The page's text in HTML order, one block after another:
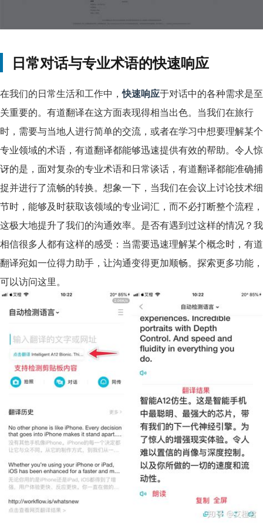
日常对话与专业术语的快速响应
在我们的日常生活和工作中，快速响应于对话中的各种需求是至
关重要的。有道翻译在这方面表现得相当出色。当我们在旅行
时，需要与当地人进行简单的交流，或者在学习中想要理解某个
专业领域的术语，有道翻译都能够迅速提供有效的帮助。令人惊
讶的是，面对复杂的专业术语和日常谈话，有道翻译都能准确捕
捉并进行了流畅的转换。想象一下，当我们在会议上讨论技术细
节时，能够及时获取该领域的专业词汇，而不必打断整个流程，
这极大地提升了我们的沟通效率。是否有遇到过这样的情况？我
相信很多人都有这样的感受：当需要迅速理解某个概念时，有道
翻译宛如一位得力助手，让沟通变得更加顺畅。探索更多功能，
可以访问这里。